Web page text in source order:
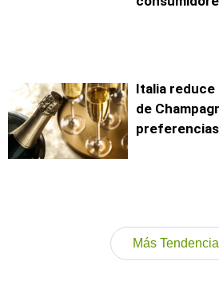
Italia reduce
de
preferencias
Más